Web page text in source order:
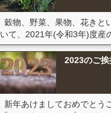
穀物、野菜、果物、花きと
いて、2021年(令和3年)度産
2023のご挨
新年あけましておめでとう